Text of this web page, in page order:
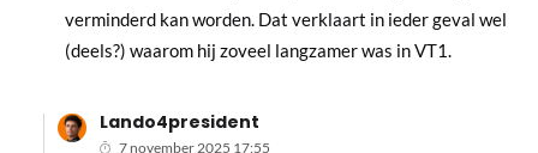
verminderd kan worden. Dat verklaart in ieder geval wel
(deels?) waarom hij zoveel langzamer was in VT1.
Lando4president
7 november 2025 17:55